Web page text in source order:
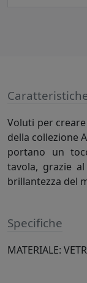
Voluti per
della collezione
portano un
tavola, grazie
brillantezza del
Specifiche
MATERIALE: